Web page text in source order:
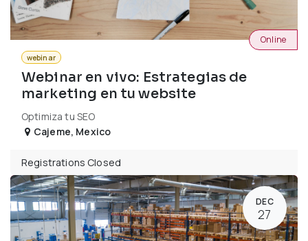
webinar
Webinar en vivo: Estrategias de
marketing en tu website
Optimiza tu SEO
Online
Cajeme, Mexico
Registrations Closed
DEC
27